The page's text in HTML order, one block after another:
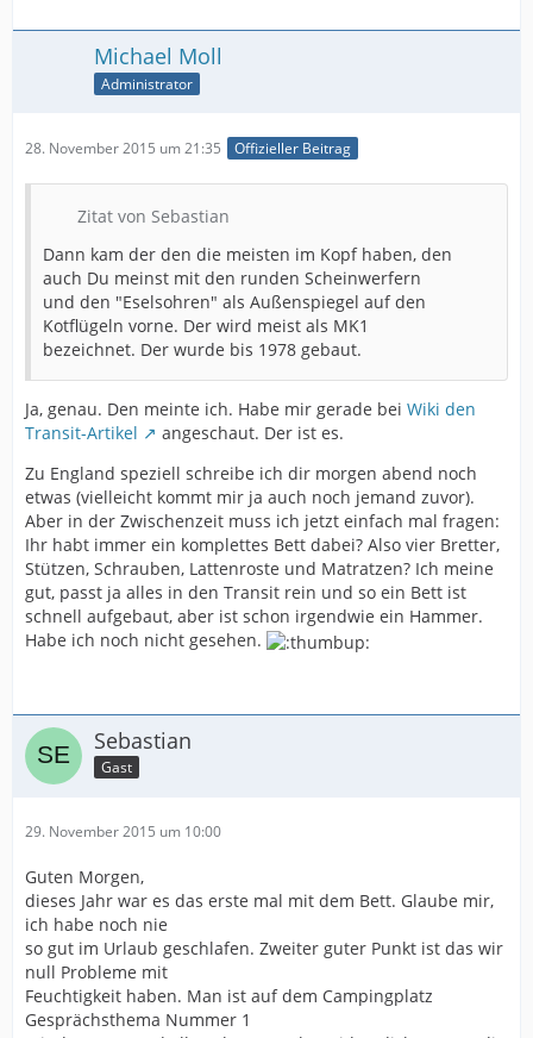
Michael Moll
Administrator
28. November 2015 um 21:35 Offizieller Beitrag
Zitat von Sebastian
Dann kam der den die meisten im Kopf haben, den
auch Du meinst mit den runden Scheinwerfern
und den "Eselsohren" als Außenspiegel auf den
Kotflügeln vorne. Der wird meist als MK1
bezeichnet. Der wurde bis 1978 gebaut.
Ja, genau. Den meinte ich. Habe mir gerade bei Wiki den
Transit-Artikel
angeschaut. Der ist es.
Zu England speziell schreibe ich dir morgen abend noch
etwas (vielleicht kommt mir ja auch noch jemand zuvor).
Aber in der Zwischenzeit muss ich jetzt einfach mal fragen:
Ihr habt immer ein komplettes Bett dabei? Also vier Bretter,
Stützen, Schrauben, Lattenroste und Matratzen? Ich meine
gut, passt ja alles in den Transit rein und so ein Bett ist
schnell aufgebaut, aber ist schon irgendwie ein Hammer.
Habe ich noch nicht gesehen.
Sebastian
Gast
29. November 2015 um 10:00
Guten Morgen,
dieses Jahr war es das erste mal mit dem Bett. Glaube mir,
ich habe noch nie
so gut im Urlaub geschlafen. Zweiter guter Punkt ist das wir
null Probleme mit
Feuchtigkeit haben. Man ist auf dem Campingplatz
Gesprächsthema Nummer 1